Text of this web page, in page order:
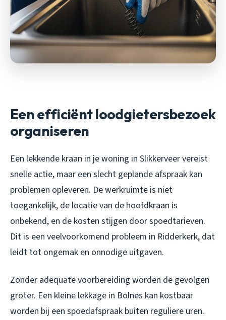
Een efficiënt loodgietersbezoek
organiseren
Een lekkende kraan in je woning in Slikkerveer vereist
snelle actie, maar een slecht geplande afspraak kan
problemen opleveren. De werkruimte is niet
toegankelijk, de locatie van de hoofdkraan is
onbekend, en de kosten stijgen door spoedtarieven.
Dit is een veelvoorkomend probleem in Ridderkerk, dat
leidt tot ongemak en onnodige uitgaven.
Zonder adequate voorbereiding worden de gevolgen
groter. Een kleine lekkage in Bolnes kan kostbaar
worden bij een spoedafspraak buiten reguliere uren.